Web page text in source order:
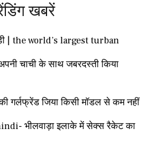
खबरें
| the world’s largest turban
चाची के साथ जबरदस्ती किया
गर्लफ्रेंड जिया किसी मॉडल से कम नहीं
भीलवाड़ा इलाके में सेक्स रैकेट का